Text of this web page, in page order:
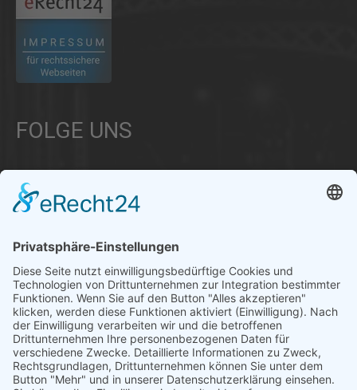
FOLGE UNS
Informationen aus Politik – Wirtschaft – Kultur – Umwelt –
Gesellschaft - Polizei und Feuerwehr – für die Region Bayern
Als regionales Unternehmen sind wir für Sie der direkte
Ansprechpartner, wenn es um die Online-Vermarktung Ihrer
Produkte und Dienstleistungen geht. Wir würden gerne für